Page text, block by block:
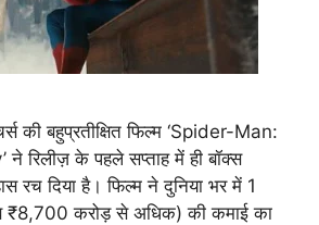
की बहुप्रतीक्षित फिल्म ‘Spider-Man:
रिलीज़ के पहले सप्ताह में ही बॉक्स
रच दिया है। फिल्म ने दुनिया भर में 1
₹8,700 करोड़ से अधिक) की कमाई का